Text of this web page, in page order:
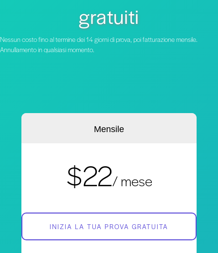
gratuiti
Nessun costo fino al termine dei 14 giorni di prova, poi fatturazione mensile.
Annullamento in qualsiasi momento.
Mensile
$22/ mese
INIZIA LA TUA PROVA GRATUITA